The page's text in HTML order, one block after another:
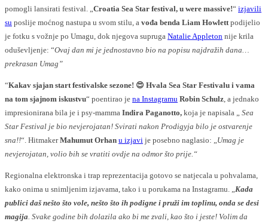
pomogli lansirati festival. „Croatia Sea Star festival, u were massive!“ izjavili
su poslije moćnog nastupa u svom stilu, a vođa benda Liam Howlettpodijelio
je fotku s vožnje po Umagu, dok njegova supruga Natalie Appleton nije krila
oduševljenje: “Ovaj dan mi je jednostavno bio na popisu najdražih dana…
prekrasan Umag”
“Kakav sjajan start festivalske sezone! 😍 Hvala Sea Star Festivalu i vama
na tom sjajnom iskustvu“ poentirao je na Instagramu Robin Schulz, a jednako
impresionirana bila je i psy-mamma Indira Paganotto, koja je napisala „ Sea
Star Festival je bio nevjerojatan! Svirati nakon Prodigyja bilo je ostvarenje
sna!!“. HitmakerMahumut Orhan u izjavi je posebno naglasio: „Umag je
nevjerojatan, volio bih se vratiti ovdje na odmor što prije.“
Regionalna elektronska i trap reprezentacija gotovo se natjecala u pohvalama,
kako onima u snimljenim izjavama, tako i u porukama na Instagramu. „Kada
publici daš nešto što vole, nešto što ih podigne i pruži im toplinu, onda se desi
magija. Svake godine bih dolazila ako bi me zvali, kao što i jeste! Volim da